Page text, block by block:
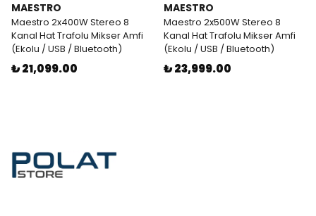
MAESTRO
Maestro 2x400W Stereo 8
Kanal Hat Trafolu Mikser Amfi
(Ekolu / USB / Bluetooth)
₺ 21,099.00
MAESTRO
Maestro 2x500W Stereo 8
Kanal Hat Trafolu Mikser Amfi
(Ekolu / USB / Bluetooth)
₺ 23,999.00